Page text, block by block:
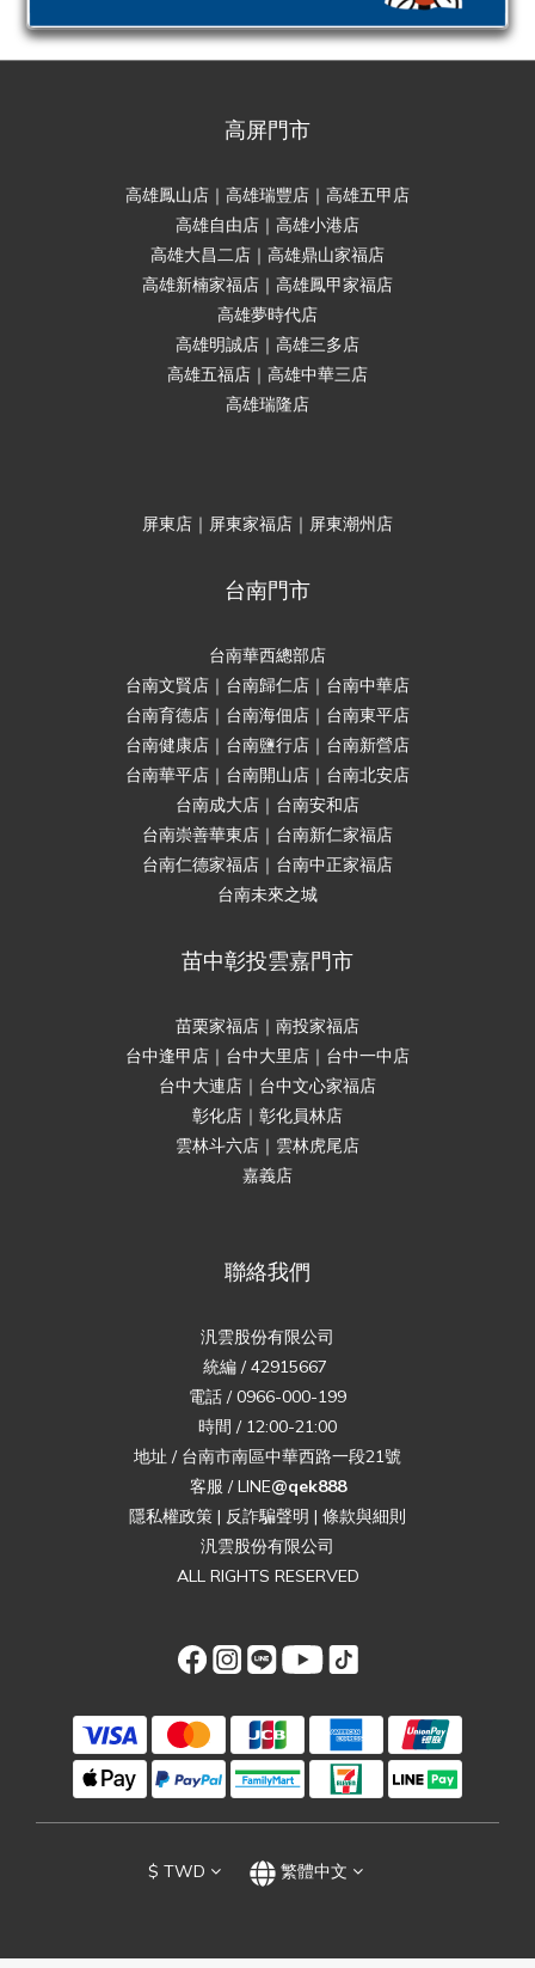
高屏門市
高雄鳳山店｜高雄瑞豐店｜高雄五甲店
高雄自由店｜高雄小港店
高雄大昌二店｜高雄鼎山家福店
高雄新楠家福店｜高雄鳳甲家福店
高雄夢時代店
高雄明誠店｜高雄三多店
高雄五福店｜高雄中華三店
高雄瑞隆店
屏東店｜屏東家福店｜屏東潮州店
台南門市
台南華西總部店
台南文賢店｜台南歸仁店｜台南中華店
台南育德店｜台南海佃店｜台南東平店
台南健康店｜台南鹽行店｜台南新營店
台南華平店｜台南開山店｜台南北安店
台南成大店｜台南安和店
台南崇善華東店｜台南新仁家福店
台南仁德家福店｜台南中正家福店
台南未來之城
苗中彰投雲嘉門市
苗栗家福店｜南投家福店
台中逢甲店｜台中大里店｜台中一中店
台中大連店｜台中文心家福店
彰化店｜彰化員林店
雲林斗六店｜雲林虎尾店
嘉義店
聯絡我們
汎雲股份有限公司
統編 / 42915667
電話 / 0966-000-199
時間 / 12:00-21:00
地址 / 台南市南區中華西路一段21號
客服 / LINE@qek888
隱私權政策 | 反詐騙聲明 | 條款與細則
汎雲股份有限公司
ALL RIGHTS RESERVED
$ TWD 繁體中文